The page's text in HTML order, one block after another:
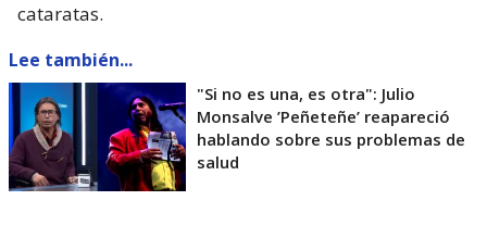
cataratas.
Lee también...
"Si no es una, es otra": Julio
Monsalve ’Peñeteñe’ reapareció
hablando sobre sus problemas de
salud